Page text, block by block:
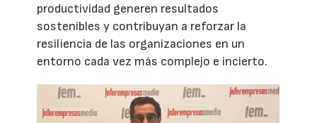
productividad generen resultados
sostenibles y contribuyan a reforzar la
resiliencia de las organizaciones en un
entorno cada vez más complejo e incierto.